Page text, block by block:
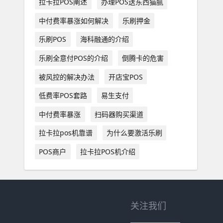
中付费率暴涨如何解决
乐刷押金
乐刷POS
海科融通的介绍
乐刷全意付POS的介绍
倒腾卡的危害
被风控的解决办法
开店宝POS
低费率POS套路
易生支付
中付费率暴涨
扫码器购买渠道
拉卡拉pos机靠谱
为什么要激活乐刷
POS商户
拉卡拉POS机介绍
关注我们